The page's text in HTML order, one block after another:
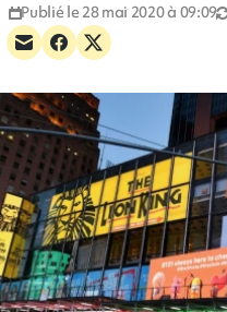
Publié le 28 mai 2020 à 09:09